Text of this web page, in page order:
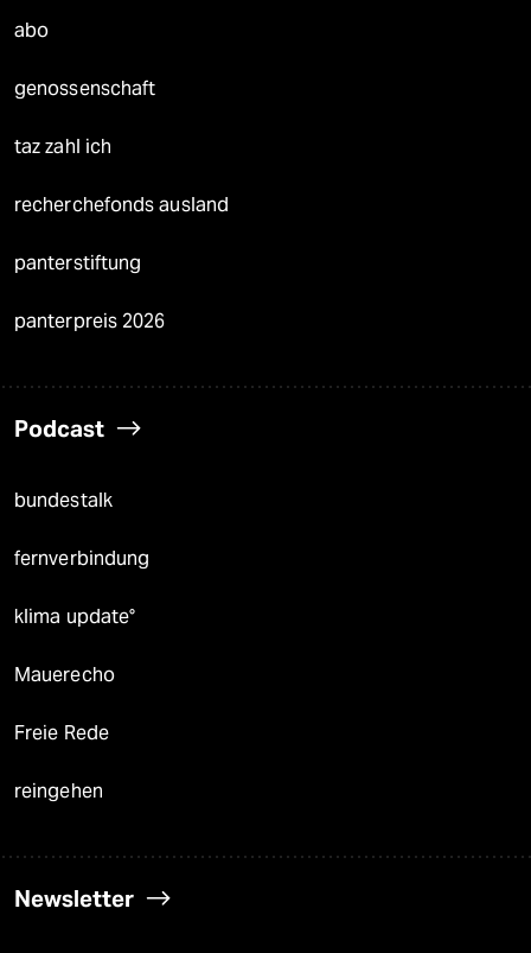
abo
genossenschaft
taz zahl ich
recherchefonds ausland
panterstiftung
panterpreis 2026
Podcast
bundestalk
fernverbindung
klima update°
Mauerecho
Freie Rede
reingehen
Newsletter